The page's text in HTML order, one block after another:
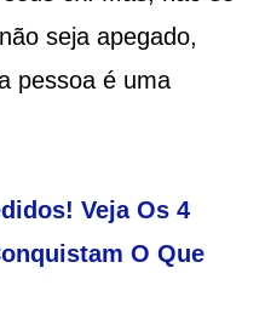
seja apegado,
pessoa é uma
Veja Os 4
O Que